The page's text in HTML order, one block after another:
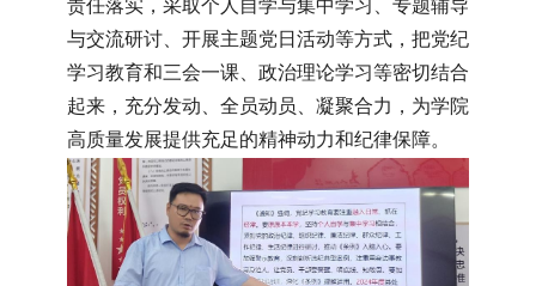
责任落实，采取个人自学与集中学习、专题辅导
与交流研讨、开展主题党日活动等方式，把党纪
学习教育和三会一课、政治理论学习等密切结合
起来，充分发动、全员动员、凝聚合力，为学院
高质量发展提供充足的精神动力和纪律保障。